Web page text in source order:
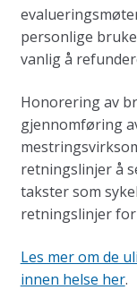
personlige
vanlig å
Honorering av
gjennomføring
retningslinjer å
takster som
retningslinjer
Les mer om de
innen helse her.